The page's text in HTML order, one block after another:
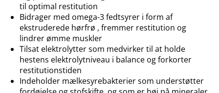
til optimal restitution
Bidrager med omega-3 fedtsyrer i form af
ekstruderede hørfrø , fremmer restitution og
lindrer ømme muskler
Tilsat elektrolytter som medvirker til at holde
hestens elektrolytniveau i balance og forkorter
restitutionstiden
Indeholder mælkesyrebakterier som understøtter